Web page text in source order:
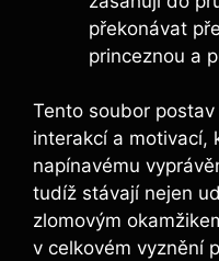
překonávat
princeznou a
Tento soubor
interakcí a motivací,
napínavému
tudíž stávají nejen
zlomovým
v celkovém vyznění